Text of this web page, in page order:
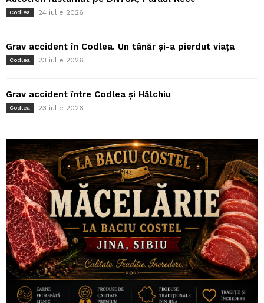
Codlea 24 iulie 2026
Grav accident în Codlea. Un tânăr și-a pierdut viața
Codlea 23 iulie 2026
Grav accident între Codlea și Hălchiu
Codlea 23 iulie 2026